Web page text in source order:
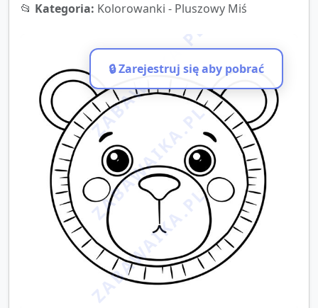
📂 Kategoria: Kolorowanki - Pluszowy Miś
ZABAWAIKA.PL
ZABAWAIKA.PL
ZABAWAIKA.PL
🔒 Zarejestruj się aby pobrać